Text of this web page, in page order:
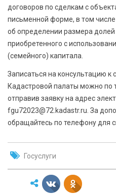
договоров по сделкам с
письменной форме, в том
об определении размера
приобретенного с
(семейного) капитала.
Записаться на консультацию
Кадастровой палаты можно по
отправив заявку на адрес
fgu72023@72.kadastr.ru. За
обращайтесь по телефону для
Госуслуги